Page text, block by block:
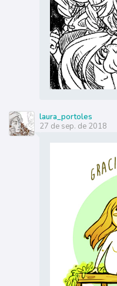
laura_portoles
27 de sep. de 2018